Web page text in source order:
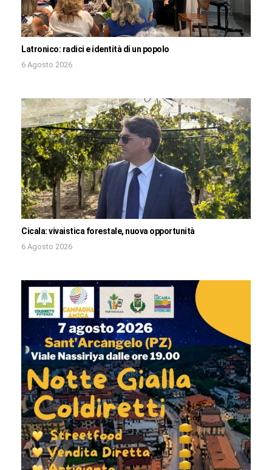
Latronico: radici e identità di un popolo
6 Agosto 2026
Cicala: vivaistica forestale, nuova opportunità
6 Agosto 2026